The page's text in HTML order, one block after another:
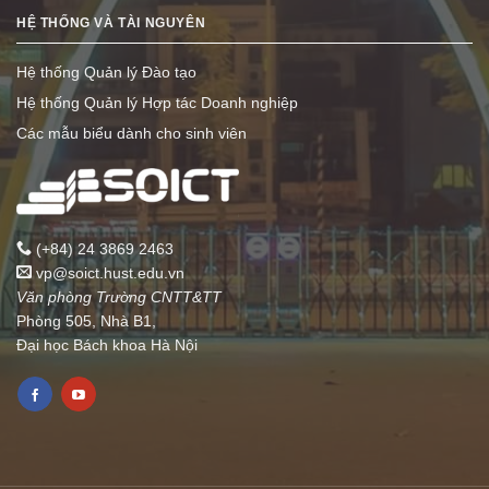
HỆ THỐNG VÀ TÀI NGUYÊN
Hệ thống Quản lý Đào tạo
Hệ thống Quản lý Hợp tác Doanh nghiệp
Các mẫu biểu dành cho sinh viên
(+84) 24 3869 2463
vp@soict.hust.edu.vn
Văn phòng Trường CNTT&TT
Phòng 505, Nhà B1,
Đại học Bách khoa Hà Nội